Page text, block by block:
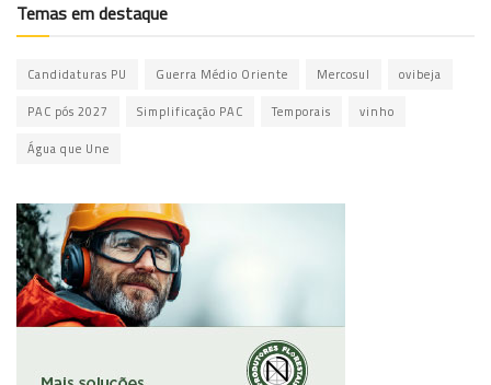
Temas em destaque
Candidaturas PU Guerra Médio Oriente Mercosul ovibeja
PAC pós 2027 Simplificação PAC Temporais vinho
Água que Une